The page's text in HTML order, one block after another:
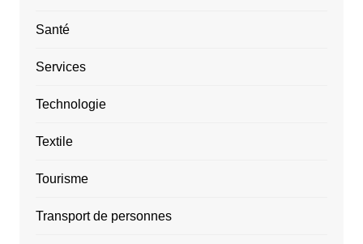
Santé
Services
Technologie
Textile
Tourisme
Transport de personnes